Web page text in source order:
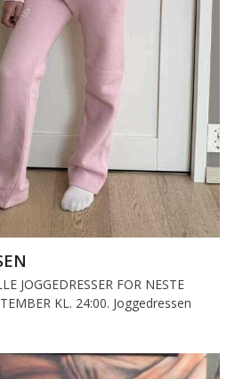
JOGGEDRESSER FOR NESTE
KL. 24:00. Joggedressen